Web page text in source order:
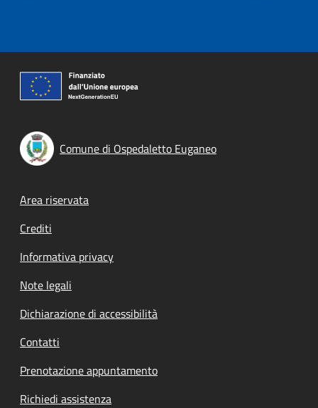
Comune di Ospedaletto Euganeo
Footer menu
Area riservata
Crediti
Informativa privacy
Note legali
Dichiarazione di accessibilità
Contatti
Prenotazione appuntamento
Richiedi assistenza